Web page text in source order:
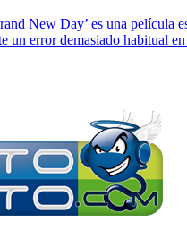
New Day’ es una película
un error demasiado habitual